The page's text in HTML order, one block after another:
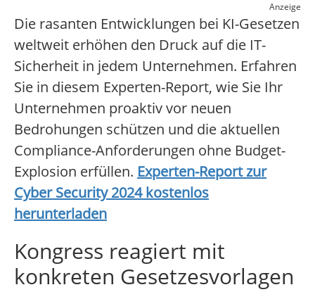
Anzeige
Die rasanten Entwicklungen bei KI-Gesetzen
weltweit erhöhen den Druck auf die IT-
Sicherheit in jedem Unternehmen. Erfahren
Sie in diesem Experten-Report, wie Sie Ihr
Unternehmen proaktiv vor neuen
Bedrohungen schützen und die aktuellen
Compliance-Anforderungen ohne Budget-
Explosion erfüllen. Experten-Report zur
Cyber Security 2024 kostenlos
herunterladen
Kongress reagiert mit
konkreten Gesetzesvorlagen